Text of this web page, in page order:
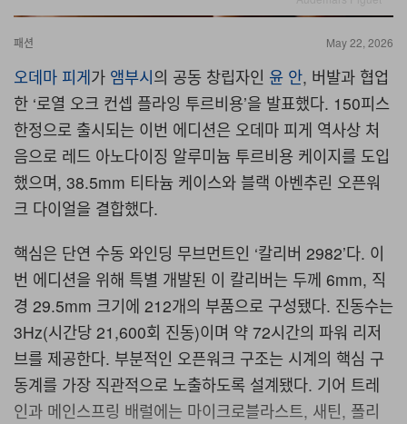
패션 May 22, 2026
오데마 피게가 앰부시의 공동 창립자인 윤 안, 버발과 협업
한 ‘로열 오크 컨셉 플라잉 투르비용’을 발표했다. 150피스
한정으로 출시되는 이번 에디션은 오데마 피게 역사상 처
음으로 레드 아노다이징 알루미늄 투르비용 케이지를 도입
했으며, 38.5mm 티타늄 케이스와 블랙 아벤추린 오픈워
크 다이얼을 결합했다.
핵심은 단연 수동 와인딩 무브먼트인 ‘칼리버 2982’다. 이
번 에디션을 위해 특별 개발된 이 칼리버는 두께 6mm, 직
경 29.5mm 크기에 212개의 부품으로 구성됐다. 진동수는
3Hz(시간당 21,600회 진동)이며 약 72시간의 파워 리저
브를 제공한다. 부분적인 오픈워크 구조는 시계의 핵심 구
동계를 가장 직관적으로 노출하도록 설계됐다. 기어 트레
인과 메인스프링 배럴에는 마이크로블라스트, 새틴, 폴리